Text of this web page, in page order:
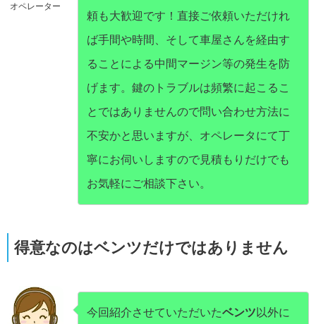
オペレーター
頼も大歓迎です！直接ご依頼いただけれ
ば手間や時間、そして車屋さんを経由す
ることによる中間マージン等の発生を防
げます。鍵のトラブルは頻繁に起こるこ
とではありませんので問い合わせ方法に
不安かと思いますが、オペレータにて丁
寧にお伺いしますので見積もりだけでも
お気軽にご相談下さい。
得意なのはベンツだけではありません
今回紹介させていただいたベンツ 以外に